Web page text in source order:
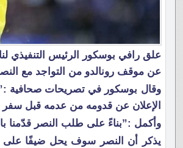
علق رافي بوسكور الرئيس التنفيذي
عن موقف رونالدو من التواجد مع
وقال بوسكور في تصريحات صحافية
الإعلان عن قدومه من عدمه قبل سفر
وأكمل :”بناءً على طلب النصر قدّمنا